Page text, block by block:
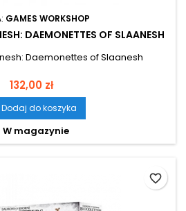
GAMES WORKSHOP
DAEMONETTES OF SLAANESH
Daemonettes of Slaanesh
Cena
132,00 zł
Dodaj do koszyka
W magazynie
favorite_border